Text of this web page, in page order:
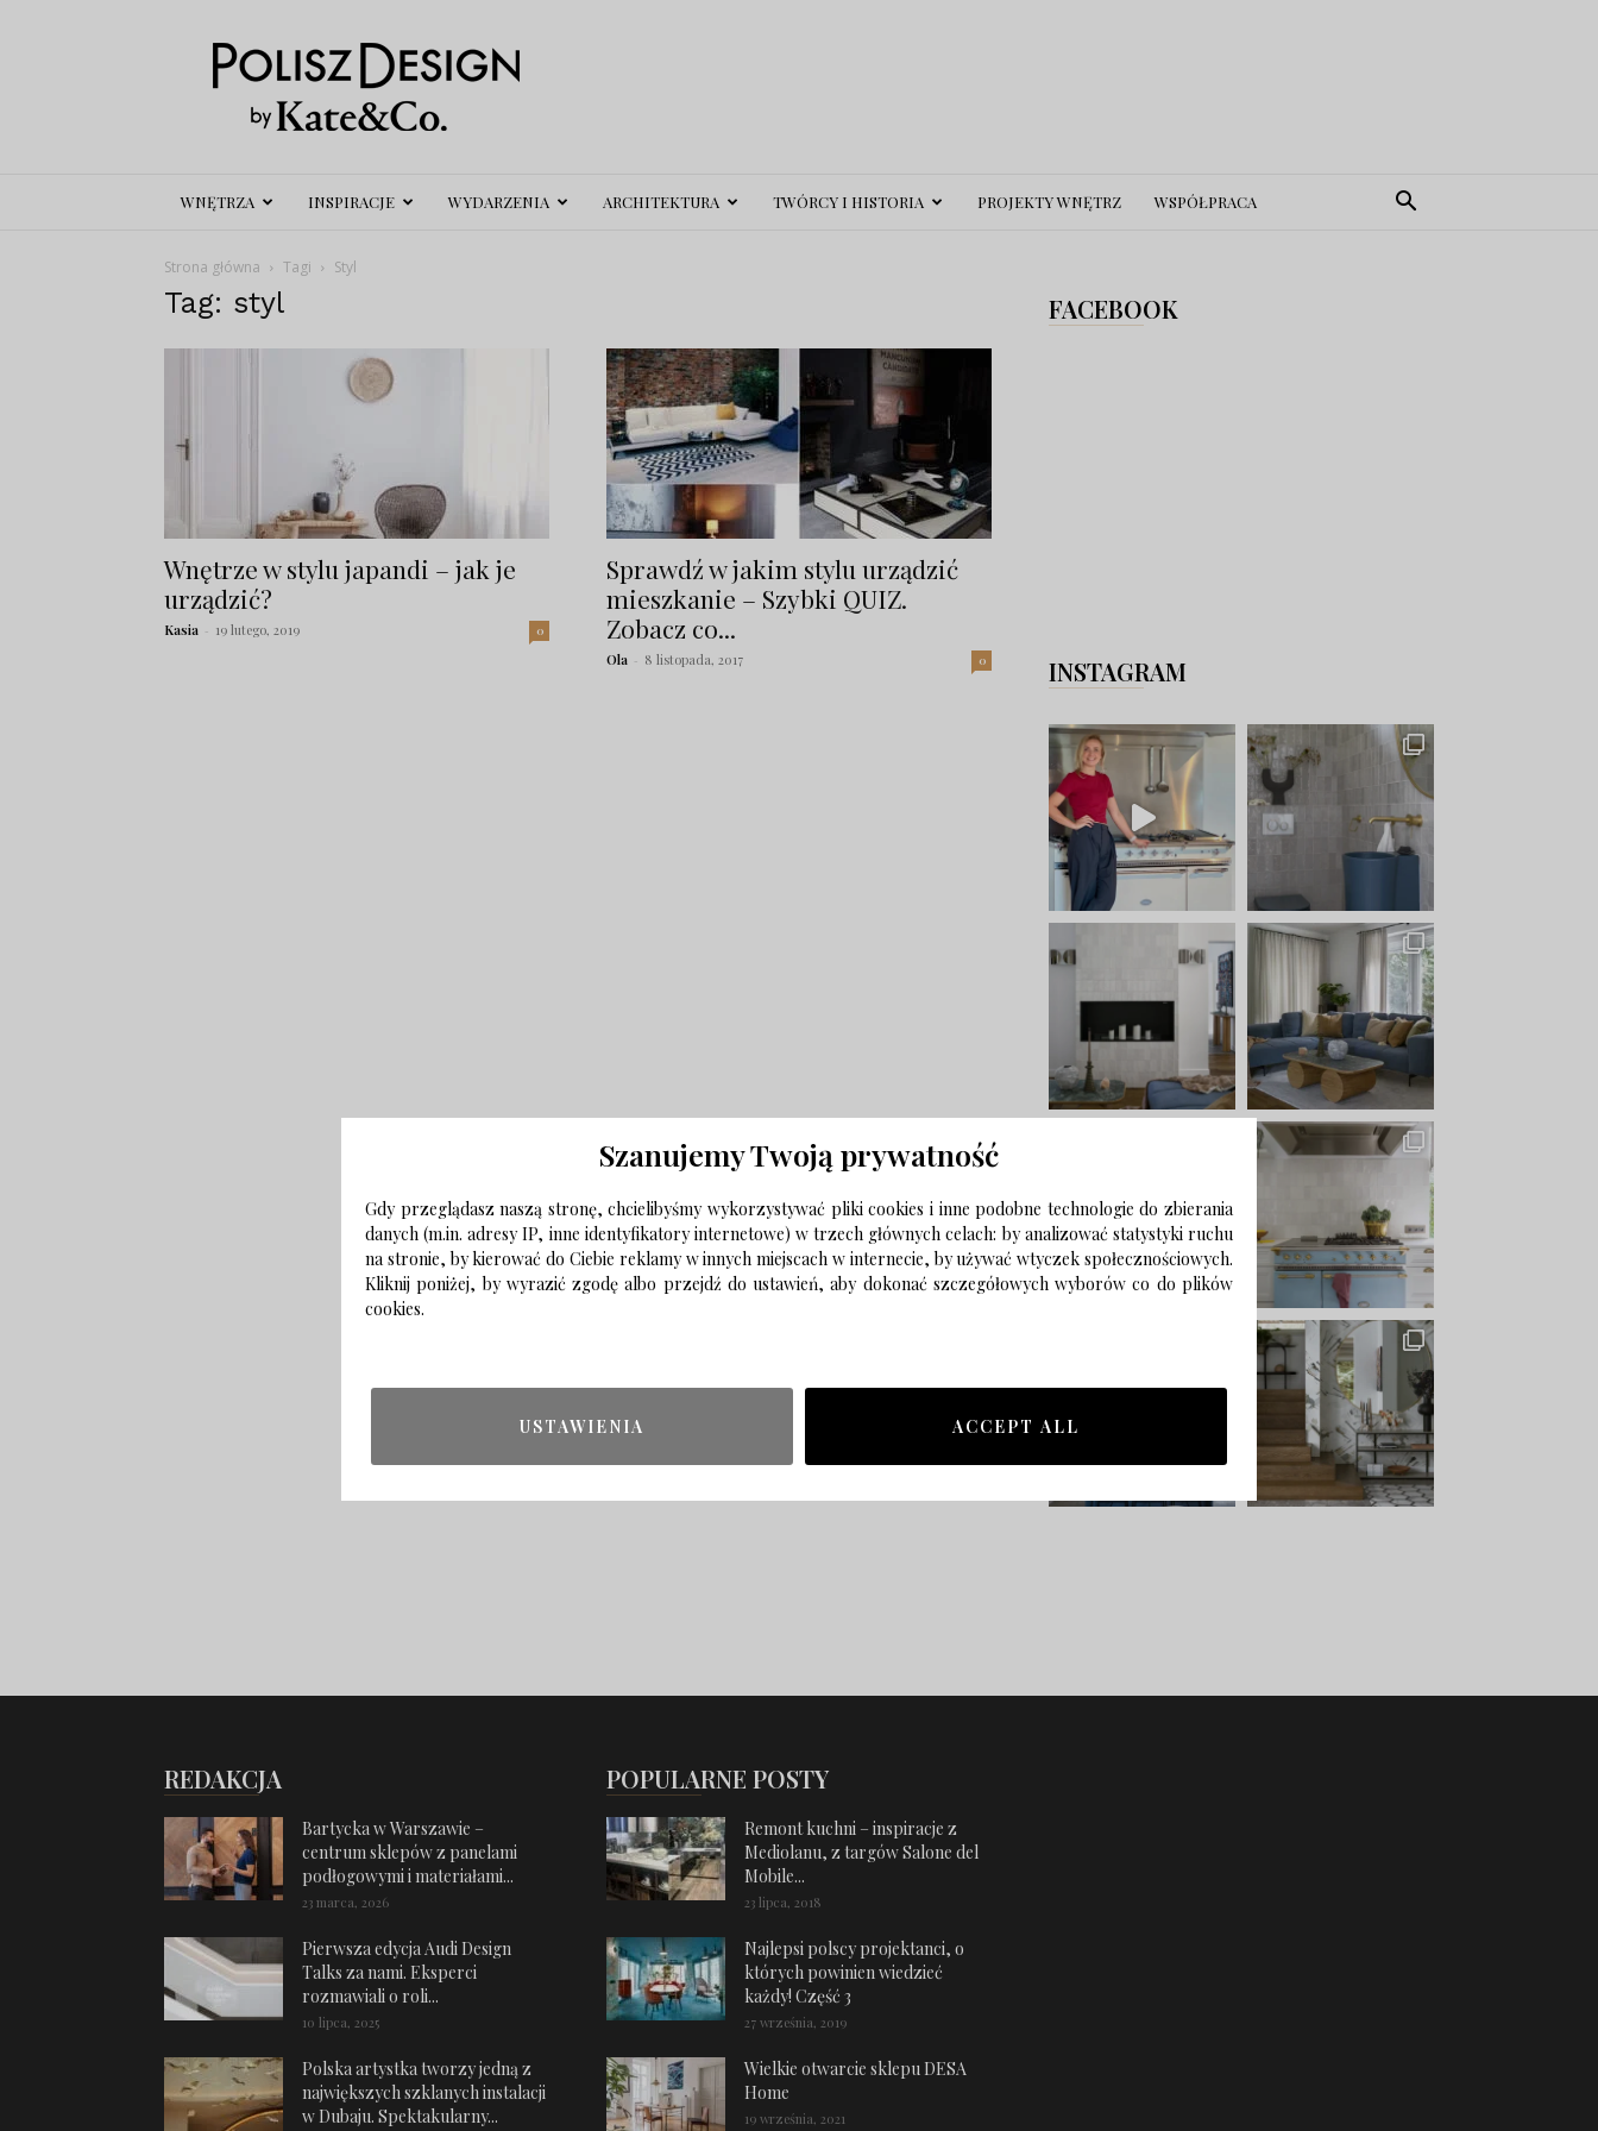
Polisz
Design
WNĘTRZA INSPIRACJE WYDARZENIA ARCHITEKTURA TWÓRCY I HISTORIA PROJEKTY WNĘTRZ WSPÓŁPRACA
Strona główna Tagi Styl
Tag: styl
Wnętrze w stylu japandi – jak je
urządzić?
Kasia - 19 lutego, 2019 0
Sprawdź w jakim stylu urządzić
mieszkanie – Szybki QUIZ.
Zobacz co...
Ola - 8 listopada, 2017 0
FACEBOOK
INSTAGRAM
REDAKCJA
Bartycka w Warszawie –
centrum sklepów z panelami
podłogowymi i materiałami...
23 marca, 2026
Pierwsza edycja Audi Design
Talks za nami. Eksperci
rozmawiali o roli...
10 lipca, 2025
Polska artystka tworzy jedną z
największych szklanych instalacji
w Dubaju. Spektakularny...
POPULARNE POSTY
Remont kuchni – inspiracje z
Mediolanu, z targów Salone del
Mobile...
23 lipca, 2018
Najlepsi polscy projektanci, o
których powinien wiedzieć
każdy! Część 3
27 września, 2019
Wielkie otwarcie sklepu DESA
Home
19 września, 2021
Szanujemy Twoją prywatność
Gdy przeglądasz naszą stronę, chcielibyśmy wykorzystywać pliki cookies i inne podobne technologie do zbierania
danych (m.in. adresy IP, inne identyfikatory internetowe) w trzech głównych celach: by analizować statystyki ruchu
na stronie, by kierować do Ciebie reklamy w innych miejscach w internecie, by używać wtyczek społecznościowych.
Kliknij poniżej, by wyrazić zgodę albo przejdź do ustawień, aby dokonać szczegółowych wyborów co do plików
cookies.
USTAWIENIA ACCEPT ALL